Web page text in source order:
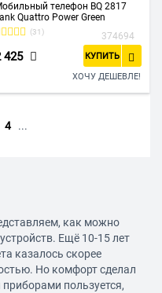
телефон BQ 2817
Quattro Power Green
(31) 374694
425 КУПИТЬ
ХОЧУ ДЕШЕВЛЕ!
4 ...
как можно
Ещё 10-15 лет
казалось скорее
Но комфорт сделал
пользуется,